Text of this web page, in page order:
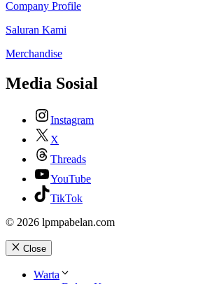
Company Profile
Saluran Kami
Merchandise
Media Sosial
Instagram
X
Threads
YouTube
TikTok
© 2026 lpmpabelan.com
Close
Warta